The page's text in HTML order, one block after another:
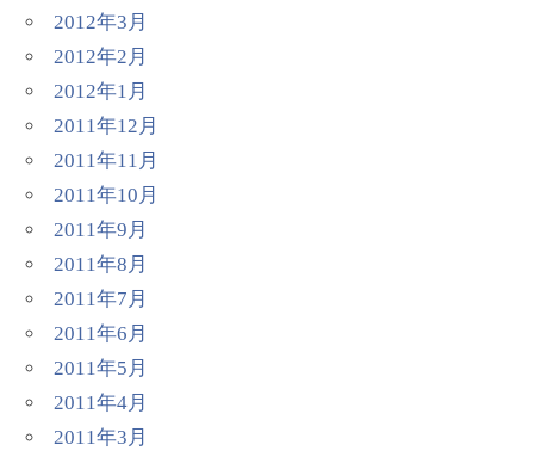
2012年3月
2012年2月
2012年1月
2011年12月
2011年11月
2011年10月
2011年9月
2011年8月
2011年7月
2011年6月
2011年5月
2011年4月
2011年3月